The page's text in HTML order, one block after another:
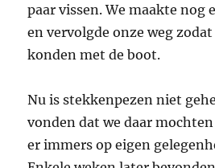
paar vissen. We maakte nog
en vervolgde onze weg
konden met de boot.
Nu is stekkenpezen niet
vonden dat we daar mochten
er immers op eigen